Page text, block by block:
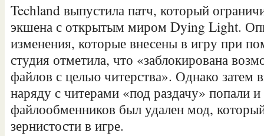
Techland выпустила патч, который
экшена с открытым миром Dying Light.
изменения, которые внесены в игру при
студия отметила, что «заблокирована
файлов с целью читерства». Однако затем
наряду с читерами «под раздачу» попали
файлообменников был удален мод,
зернистости в игре.